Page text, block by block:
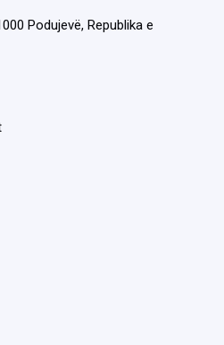
Podujevë, Republika e